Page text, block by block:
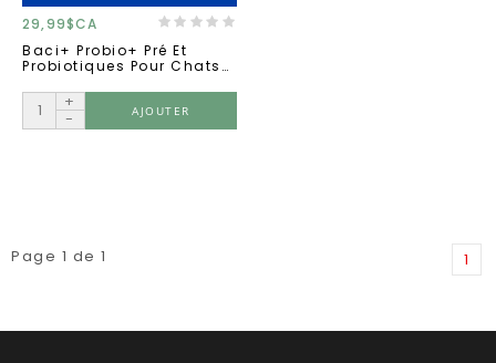
29,99$CA
Baci+ Probio+ Pré Et
Probiotiques Pour Chats
+
-
AJOUTER
Page 1 de 1 1